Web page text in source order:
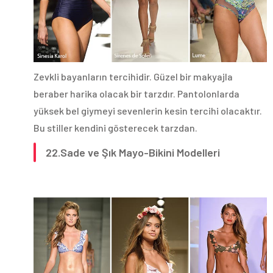
Zevkli bayanların tercihidir. Güzel bir makyajla
beraber harika olacak bir tarzdır. Pantolonlarda
yüksek bel giymeyi sevenlerin kesin tercihi olacaktır.
Bu stiller kendini gösterecek tarzdan.
22.Sade ve Şık Mayo-Bikini Modelleri